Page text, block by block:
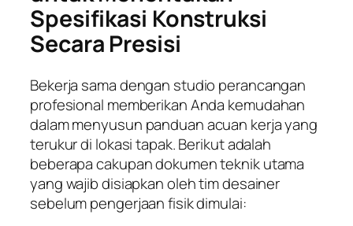
Spesifikasi Konstruksi
Secara Presisi
Bekerja sama dengan studio perancangan
profesional memberikan Anda kemudahan
dalam menyusun panduan acuan kerja yang
terukur di lokasi tapak. Berikut adalah
beberapa cakupan dokumen teknik utama
yang wajib disiapkan oleh tim desainer
sebelum pengerjaan fisik dimulai: